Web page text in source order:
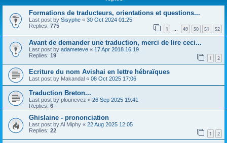
Formations de traducteurs, orientations et questions...
Last post by Sisyphe « 30 Oct 2024 01:25
Replies: 775 1 … 49 50 51 52
Avant de demander une traduction, merci de lire ceci...
Last post by adameteve « 17 Apr 2018 16:19
Replies: 19 1 2
Ecriture du nom Avishai en lettre hébraïques
Last post by Makandal « 08 Oct 2025 17:06
Traduction Breton...
Last post by plounevez « 26 Sep 2025 19:41
Replies: 6
Ghislaine - prononciation
Last post byAl Miphy « 22 Aug 2025 12:05
Replies: 22 1 2